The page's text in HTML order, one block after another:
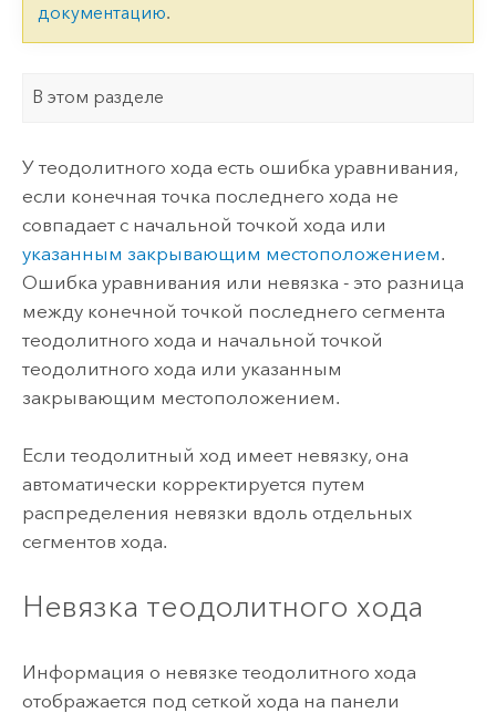
документацию.
В этом разделе
У теодолитного хода есть ошибка уравнивания,
если конечная точка последнего хода не
совпадает с начальной точкой хода или
указанным закрывающим местоположением.
Ошибка уравнивания или невязка - это разница
между конечной точкой последнего сегмента
теодолитного хода и начальной точкой
теодолитного хода или указанным
закрывающим местоположением.
Если теодолитный ход имеет невязку, она
автоматически корректируется путем
распределения невязки вдоль отдельных
сегментов хода.
Невязка теодолитного хода
Информация о невязке теодолитного хода
отображается под сеткой хода на панели